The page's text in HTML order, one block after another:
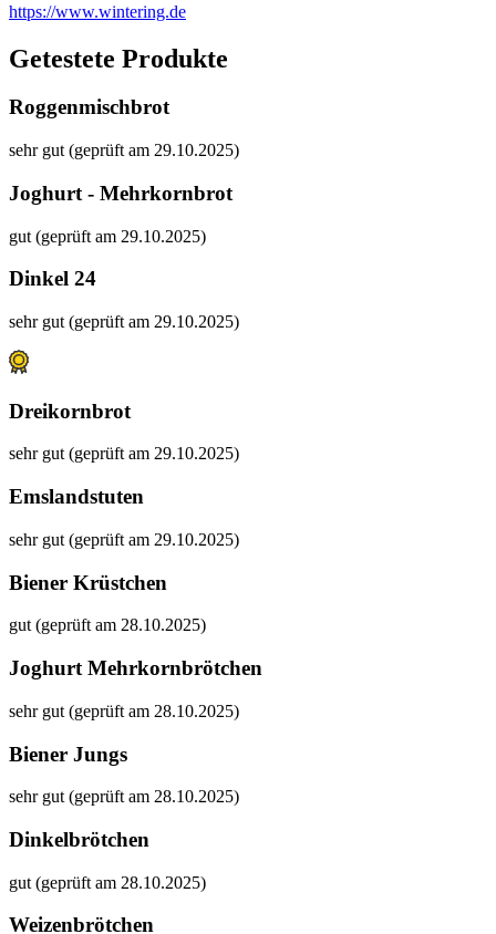
https://www.wintering.de
Getestete Produkte
Roggenmischbrot
sehr gut (geprüft am 29.10.2025)
Joghurt - Mehrkornbrot
gut (geprüft am 29.10.2025)
Dinkel 24
sehr gut (geprüft am 29.10.2025)
Dreikornbrot
sehr gut (geprüft am 29.10.2025)
Emslandstuten
sehr gut (geprüft am 29.10.2025)
Biener Krüstchen
gut (geprüft am 28.10.2025)
Joghurt Mehrkornbrötchen
sehr gut (geprüft am 28.10.2025)
Biener Jungs
sehr gut (geprüft am 28.10.2025)
Dinkelbrötchen
gut (geprüft am 28.10.2025)
Weizenbrötchen